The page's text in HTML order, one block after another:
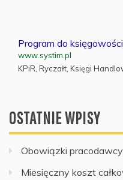
Program do księgowości
www.systim.pl
KPiR, Ryczałt, Księgi
OSTATNIE WPISY
Obowiązki
Miesięczny koszt